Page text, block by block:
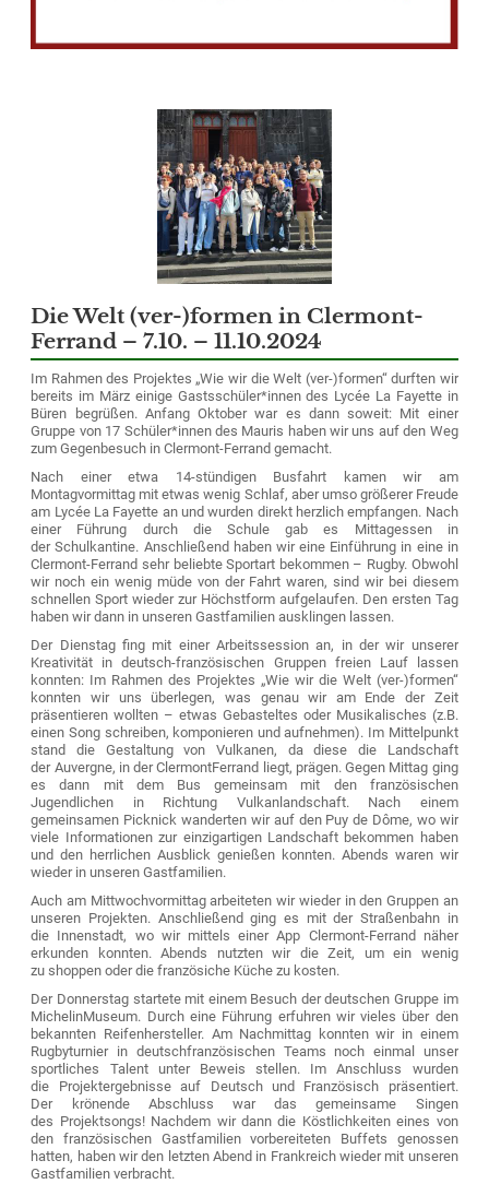
Die Welt (ver-)formen in Clermont-
Ferrand – 7.10. – 11.10.2024
Im Rahmen des Projektes „Wie wir die Welt (ver-)formen“ durften wir
bereits im März einige Gastsschüler*innen des Lycée La Fayette in
Büren begrüßen. Anfang Oktober war es dann soweit: Mit einer
Gruppe von 17 Schüler*innen des Mauris haben wir uns auf den Weg
zum Gegenbesuch in Clermont-Ferrand gemacht.
Nach einer etwa 14-stündigen Busfahrt kamen wir am
Montagvormittag mit etwas wenig Schlaf, aber umso größerer Freude
am Lycée La Fayette an und wurden direkt herzlich empfangen. Nach
einer Führung durch die Schule gab es Mittagessen in
der Schulkantine. Anschließend haben wir eine Einführung in eine in
Clermont-Ferrand sehr beliebte Sportart bekommen – Rugby. Obwohl
wir noch ein wenig müde von der Fahrt waren, sind wir bei diesem
schnellen Sport wieder zur Höchstform aufgelaufen. Den ersten Tag
haben wir dann in unseren Gastfamilien ausklingen lassen.
Der Dienstag fing mit einer Arbeitssession an, in der wir unserer
Kreativität in deutsch-französischen Gruppen freien Lauf lassen
konnten: Im Rahmen des Projektes „Wie wir die Welt (ver-)formen“
konnten wir uns überlegen, was genau wir am Ende der Zeit
präsentieren wollten – etwas Gebasteltes oder Musikalisches (z.B.
einen Song schreiben, komponieren und aufnehmen). Im Mittelpunkt
stand die Gestaltung von Vulkanen, da diese die Landschaft
der Auvergne, in der ClermontFerrand liegt, prägen. Gegen Mittag ging
es dann mit dem Bus gemeinsam mit den französischen
Jugendlichen in Richtung Vulkanlandschaft. Nach einem
gemeinsamen Picknick wanderten wir auf den Puy de Dôme, wo wir
viele Informationen zur einzigartigen Landschaft bekommen haben
und den herrlichen Ausblick genießen konnten. Abends waren wir
wieder in unseren Gastfamilien.
Auch am Mittwochvormittag arbeiteten wir wieder in den Gruppen an
unseren Projekten. Anschließend ging es mit der Straßenbahn in
die Innenstadt, wo wir mittels einer App Clermont-Ferrand näher
erkunden konnten. Abends nutzten wir die Zeit, um ein wenig
zu shoppen oder die französiche Küche zu kosten.
Der Donnerstag startete mit einem Besuch der deutschen Gruppe im
MichelinMuseum. Durch eine Führung erfuhren wir vieles über den
bekannten Reifenhersteller. Am Nachmittag konnten wir in einem
Rugbyturnier in deutschfranzösischen Teams noch einmal unser
sportliches Talent unter Beweis stellen. Im Anschluss wurden
die Projektergebnisse auf Deutsch und Französisch präsentiert.
Der krönende Abschluss war das gemeinsame Singen
des Projektsongs! Nachdem wir dann die Köstlichkeiten eines von
den französischen Gastfamilien vorbereiteten Buffets genossen
hatten, haben wir den letzten Abend in Frankreich wieder mit unseren
Gastfamilien verbracht.